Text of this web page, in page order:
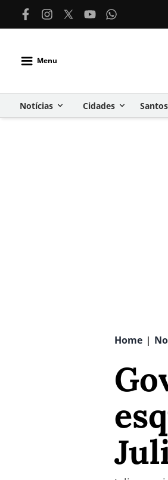
Menu
Notícias Cidades
Home |